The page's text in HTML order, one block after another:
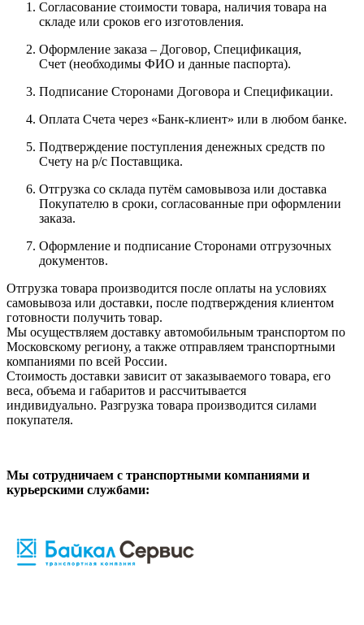
Согласование стоимости товара, наличия товара на
складе или сроков его изготовления.
Оформление заказа – Договор, Спецификация,
Счет (необходимы ФИО и данные паспорта).
Подписание Сторонами Договора и Спецификации.
Оплата Счета через «Банк-клиент» или в любом банке.
Подтверждение поступления денежных средств по
Счету на р/с Поставщика.
Отгрузка со склада путём самовывоза или доставка
Покупателю в сроки, согласованные при оформлении
заказа.
Оформление и подписание Сторонами отгрузочных
документов.
Отгрузка товара производится после оплаты на условиях
самовывоза или доставки, после подтверждения клиентом
готовности получить товар.
Мы осуществляем доставку автомобильным транспортом по
Московскому региону, а также отправляем транспортными
компаниями по всей России.
Стоимость доставки зависит от заказываемого товара, его
веса, объема и габаритов и рассчитывается
индивидуально. Разгрузка товара производится силами
покупателя.
Мы сотрудничаем с транспортными компаниями и
курьерскими службами: